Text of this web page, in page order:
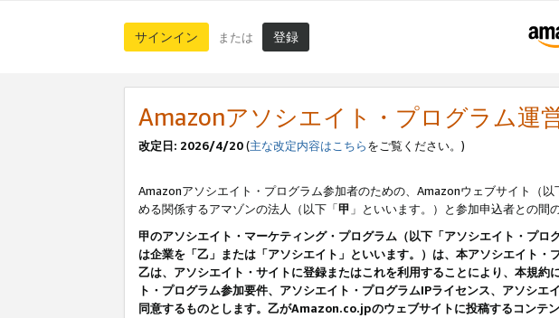
サインイン または 登録
Amazonアソシエイト・プログラム運
改定日: 2026/4/20(主な改定内容はこちらをご覧ください。)
Amazonアソシエイト・プログラム参加者のための、Amazonウェブサイト（以
める関係するアマゾンの法人（以下「甲 」といいます。）と参加申込者との間
甲のアソシエイト・マーケティング・プログラム（以下「アソシエイト・プ
は企業を「乙」または「アソシエイト」といいます。）は、本アソシエイト
乙は、アソシエイト・サイトに登録またはこれを利用することにより、本規約
ト・プログラム参加要件、アソシエイト・プログラムIPライセンス、アソシ
同意するものとします。乙がAmazon.co.jpのウェブサイトに投稿するコンテ